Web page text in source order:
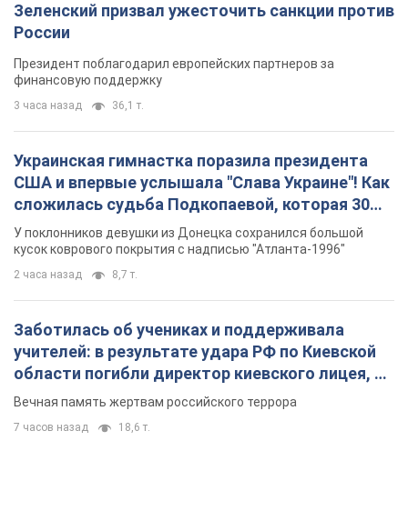
Зеленский призвал ужесточить санкции против
России
Президент поблагодарил европейских партнеров за
финансовую поддержку
3 часа назад 36,1 т.
Украинская гимнастка поразила президента
США и впервые услышала "Слава Украине"! Как
сложилась судьба Подкопаевой, которая 30
лет назад завоевала "золото" Олимпиады
У поклонников девушки из Донецка сохранился большой
кусок коврового покрытия с надписью "Атланта-1996"
2 часа назад 8,7 т.
Заботилась об учениках и поддерживала
учителей: в результате удара РФ по Киевской
области погибли директор киевского лицея, её
муж и внук
Вечная память жертвам российского террора
7 часов назад 18,6 т.